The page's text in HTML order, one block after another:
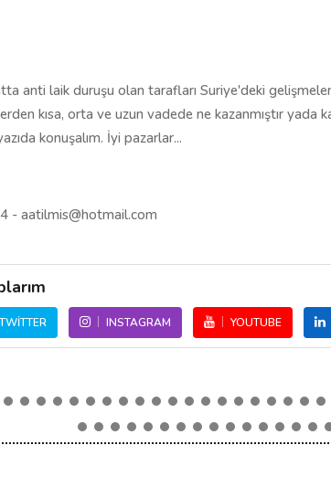
anti laik duruşu olan tarafları Suriye'deki
kısa, orta ve uzun vadede ne kazanmıştır yada
konuşalım. İyi pazarlar...
- aatilmis@hotmail.com
TWITTER INSTAGRAM YOUTUBE